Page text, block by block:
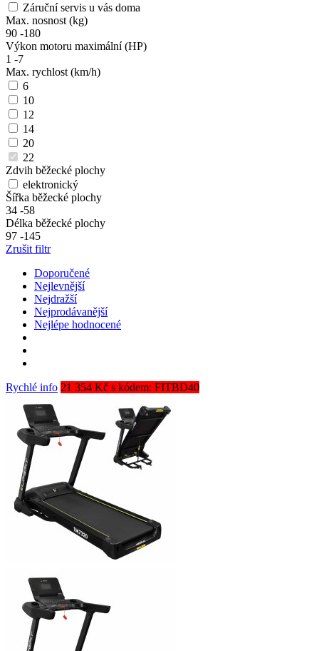
Záruční servis u vás doma
Max. nosnost (kg)
90 -180
Výkon motoru maximální (HP)
1 -7
Max. rychlost (km/h)
6
10
12
14
20
22
Zdvih běžecké plochy
elektronický
Šířka běžecké plochy
34 -58
Délka běžecké plochy
97 -145
Zrušit filtr
Doporučené
Nejlevnější
Nejdražší
Nejprodávanější
Nejlépe hodnocené
Rychlé info 21 354 Kč s kódem: FITBD40